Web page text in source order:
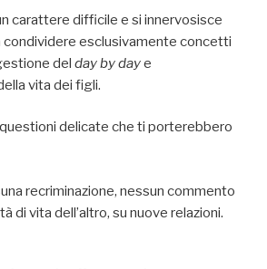
carattere difficile e si innervosisce
condividere esclusivamente concetti
del day by daye
vita dei figli.
delicate che ti porterebbero
recriminazione, nessun commento
di vita dell’altro, su nuove relazioni.